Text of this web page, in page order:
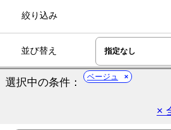
絞り込み
並び替え
選択中の条件： ベージュ
×